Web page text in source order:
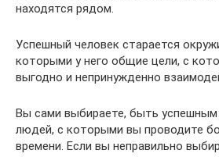
находятся рядом.
Успешный человек старается
которыми у него общие цели, с
выгодно и непринужденно
Вы сами выбираете, быть успешным
людей, с которыми вы проводите
времени. Если вы неправильно